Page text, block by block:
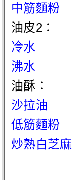
中筋麵粉
油皮2：
冷水
沸水
油酥：
沙拉油
低筋麵粉
炒熟白芝麻